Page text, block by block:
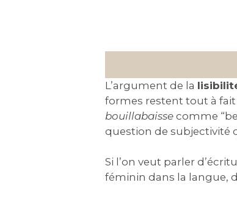
L’argument de la
formes restent tout à fait
bouillabaisse comme
question de subjectivité
Si l’on veut parler
féminin dans la langue,